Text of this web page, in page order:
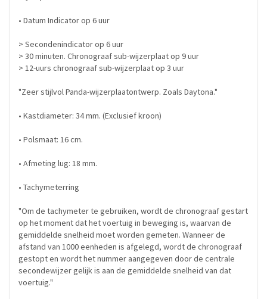
• Datum Indicator op 6 uur
> Secondenindicator op 6 uur
> 30 minuten. Chronograaf sub-wijzerplaat op 9 uur
> 12-uurs chronograaf sub-wijzerplaat op 3 uur
"Zeer stijlvol Panda-wijzerplaatontwerp. Zoals Daytona."
• Kastdiameter: 34 mm. (Exclusief kroon)
• Polsmaat: 16 cm.
• Afmeting lug: 18 mm.
• Tachymeterring
"Om de tachymeter te gebruiken, wordt de chronograaf gestart
op het moment dat het voertuig in beweging is, waarvan de
gemiddelde snelheid moet worden gemeten. Wanneer de
afstand van 1000 eenheden is afgelegd, wordt de chronograaf
gestopt en wordt het nummer aangegeven door de centrale
secondewijzer gelijk is aan de gemiddelde snelheid van dat
voertuig."